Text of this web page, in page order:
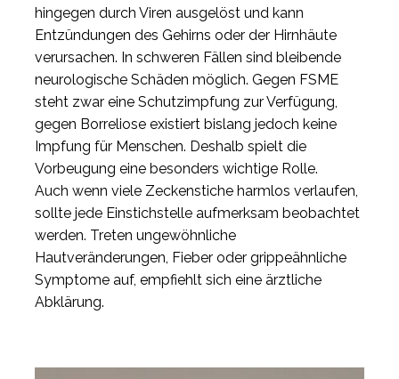
hingegen durch Viren ausgelöst und kann
Entzündungen des Gehirns oder der Hirnhäute
verursachen. In schweren Fällen sind bleibende
neurologische Schäden möglich. Gegen FSME
steht zwar eine Schutzimpfung zur Verfügung,
gegen Borreliose existiert bislang jedoch keine
Impfung für Menschen. Deshalb spielt die
Vorbeugung eine besonders wichtige Rolle.
Auch wenn viele Zeckenstiche harmlos verlaufen,
sollte jede Einstichstelle aufmerksam beobachtet
werden. Treten ungewöhnliche
Hautveränderungen, Fieber oder grippeähnliche
Symptome auf, empfiehlt sich eine ärztliche
Abklärung.